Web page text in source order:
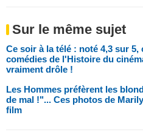
Sur le même sujet
Ce soir à la télé : noté 4,3 sur
comédies de l'Histoire du
vraiment drôle !
Les Hommes préfèrent les
de mal !"... Ces photos de
film